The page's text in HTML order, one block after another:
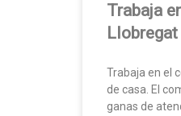
Trabaja
Trabaja en el
de casa. El
ganas de